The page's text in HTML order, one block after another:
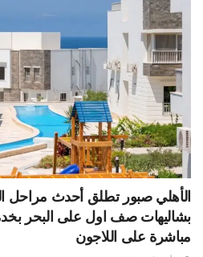
الأهلي صبور تطلق أحدث مراحل
بشاليهات صف اول على البحر
مباشرة على اللاجون